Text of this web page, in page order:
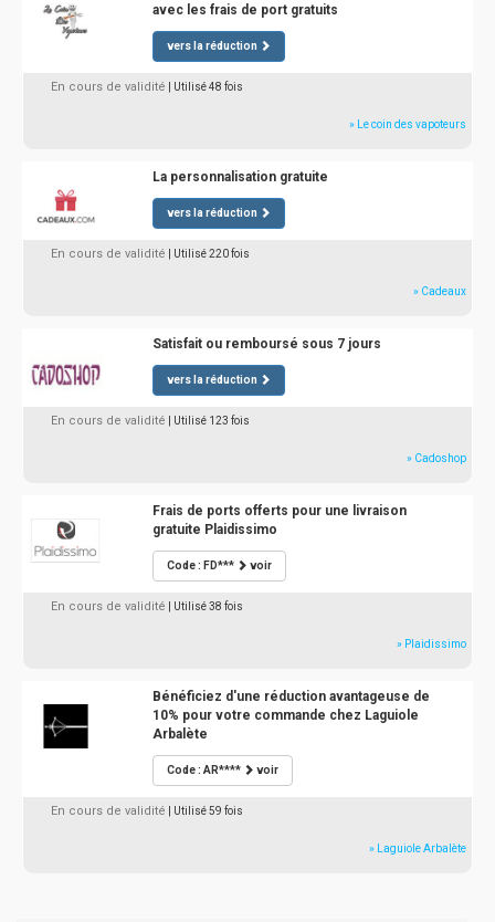
avec les frais de port gratuits
vers la réduction
En cours de validité | Utilisé 48 fois
» Le coin des vapoteurs
La personnalisation gratuite
vers la réduction
En cours de validité | Utilisé 220 fois
» Cadeaux
Satisfait ou remboursé sous 7 jours
vers la réduction
En cours de validité | Utilisé 123 fois
» Cadoshop
Frais de ports offerts pour une livraison
gratuite Plaidissimo
Code : FD*** voir
En cours de validité | Utilisé 38 fois
» Plaidissimo
Bénéficiez d'une réduction avantageuse de
10% pour votre commande chez Laguiole
Arbalète
Code : AR**** voir
En cours de validité | Utilisé 59 fois
» Laguiole Arbalète